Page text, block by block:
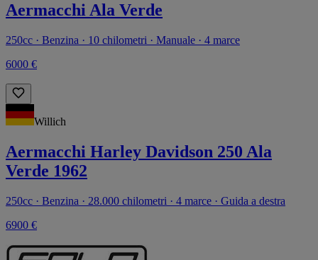
Aermacchi Ala Verde
250cc · Benzina · 10 chilometri · Manuale · 4 marce
6000 €
Willich
Aermacchi Harley Davidson 250 Ala
Verde 1962
250cc · Benzina · 28.000 chilometri · 4 marce · Guida a destra
6900 €